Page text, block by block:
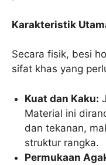
Karakteristik
Secara fisik, besi
sifat khas yang
Kuat dan Kaku:
Material ini
dan tekanan,
struktur rangka.
Permukaan